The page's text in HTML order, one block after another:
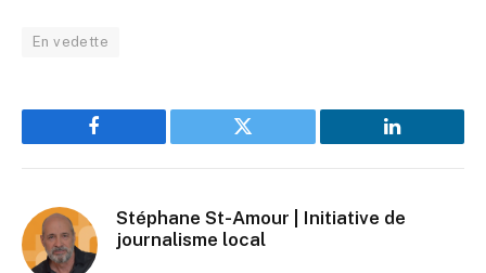
En vedette
Facebook Twitter LinkedIn
Stéphane St-Amour | Initiative de
journalisme local